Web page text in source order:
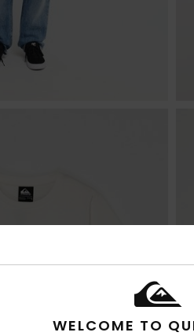
WELCOME TO